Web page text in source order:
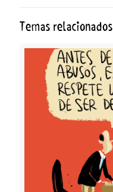
Temas relacionados